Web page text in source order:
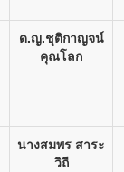
ด.ญ.ชุติกาญจน์
คุณโลก
นางสมพร สาระ
วิถี